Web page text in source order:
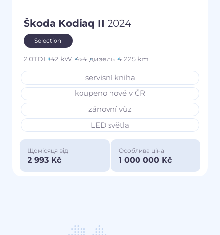
Škoda Kodiaq II 2024
Selection
2.0TDI 142 kW 4x4 дизель 4 225 km
servisní kniha
koupeno nové v ČR
zánovní vůz
LED světla
Щомісяця від
2 993 Kč
Особлива ціна
1 000 000 Kč